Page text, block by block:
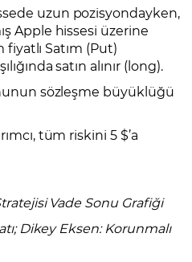
uzun pozisyondayken,
Apple hissesi üzerine
fiyatlı Satım (Put)
satın alınır (long).
sözleşme büyüklüğü
tüm riskini 5 $’a
Vade Sonu Grafiği
Dikey Eksen: Korunmalı